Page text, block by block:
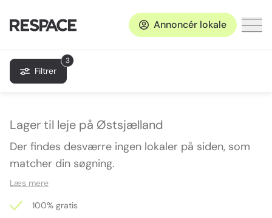
Annoncér lokale
3
Filtrer
Lager til leje på Østsjælland
Der findes desværre ingen lokaler på siden, som
matcher din søgning.
Læs mere
100% gratis